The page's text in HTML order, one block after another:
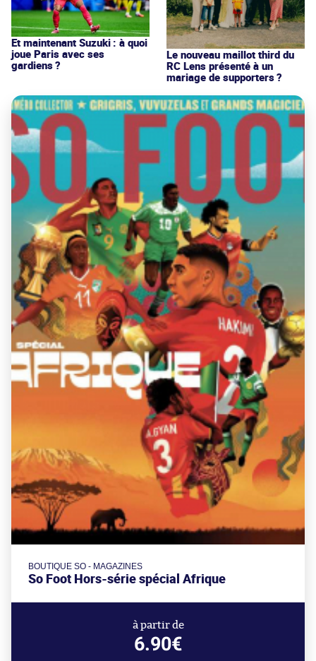
Et maintenant Suzuki : à quoi
joue Paris avec ses
gardiens ?
Le nouveau maillot third du
RC Lens présenté à un
mariage de supporters ?
BOUTIQUE SO - MAGAZINES
So Foot Hors-série spécial Afrique
à partir de
6.90€